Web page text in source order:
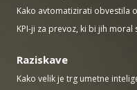
Kako avtomatizirati obvestila
KPI-ji za prevoz, ki bi jih
Raziskave
Kako velik je trg umetne